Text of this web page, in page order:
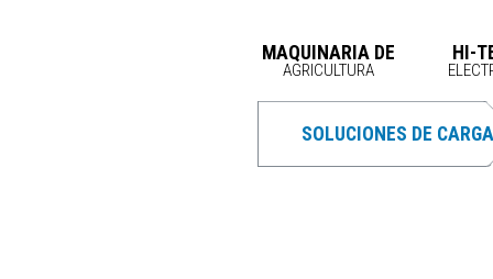
MAQUINARIA DE
AGRICULTURA
HI-
SOLUCIONES DE CARGA